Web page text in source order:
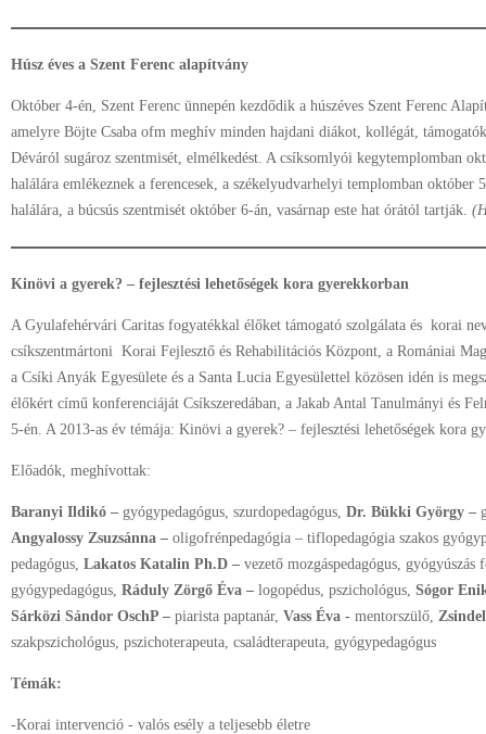
Húsz éves a Szent Ferenc alapítvány
Október 4-én, Szent Ferenc ünnepén kezdődik a húszéves Szent Ferenc
amelyre Böjte Csaba ofm meghív minden hajdani diákot, kollégát,
Déváról sugároz szentmisét, elmélkedést. A csíksomlyói kegytemplomban
halálára emlékeznek a ferencesek, a székelyudvarhelyi templomban október
halálára, a búcsús szentmisét október 6-án, vasárnap este hat órától tartják.
Kinövi a gyerek? – fejlesztési lehetőségek kora gyerekkorban
A Gyulafehérvári Caritas fogyatékkal élőket támogató szolgálata és korai
csíkszentmártoni Korai Fejlesztő és Rehabilitációs Központ, a Romániai
a Csíki Anyák Egyesülete és a Santa Lucia Egyesülettel közösen idén is
élőkért című konferenciáját Csíkszeredában, a Jakab Antal Tanulmányi és
5-én. A 2013-as év témája: Kinövi a gyerek? – fejlesztési lehetőségek kora
Előadók, meghívottak:
Baranyi Ildikó – gyógypedagógus, szurdopedagógus, Dr. Bükki György –
Angyalossy Zsuzsánna – oligofrénpedagógia – tiflopedagógia szakos
pedagógus, Lakatos Katalin Ph.D – vezető mozgáspedagógus,
gyógypedagógus, Ráduly Zörgő Éva – logopédus, pszichológus, Sógor
Sárközi Sándor OschP – piarista paptanár, Vass Éva - mentorszülő,
szakpszichológus, pszichoterapeuta, családterapeuta, gyógypedagógus
Témák:
-Korai intervenció - valós esély a teljesebb életre